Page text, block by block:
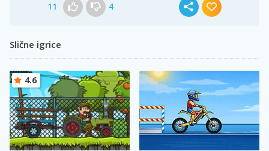
11 4
Slične igrice
4.6